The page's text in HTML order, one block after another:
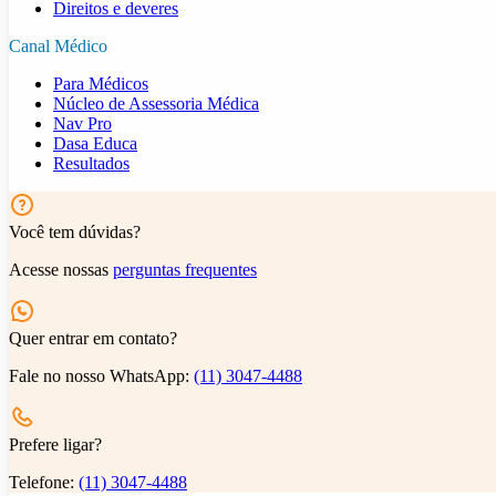
Direitos e deveres
Canal Médico
Para Médicos
Núcleo de Assessoria Médica
Nav Pro
Dasa Educa
Resultados
Você tem dúvidas?
Acesse nossas perguntas frequentes
Quer entrar em contato?
Fale no nosso WhatsApp: (11) 3047-4488
Prefere ligar?
Telefone: (11) 3047-4488